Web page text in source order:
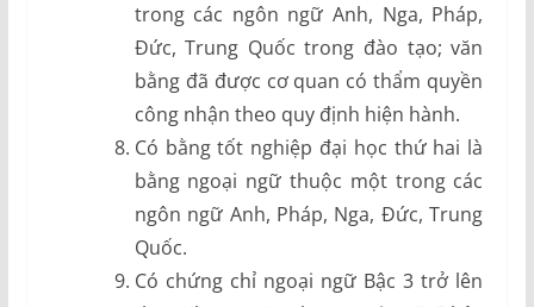
trong các ngôn ngữ Anh, Nga, Pháp,
Đức, Trung Quốc trong đào tạo; văn
bằng đã được cơ quan có thẩm quyền
công nhận theo quy định hiện hành.
Có bằng tốt nghiệp đại học thứ hai là
bằng ngoại ngữ thuộc một trong các
ngôn ngữ Anh, Pháp, Nga, Đức, Trung
Quốc.
Có chứng chỉ ngoại ngữ Bậc 3 trở lên